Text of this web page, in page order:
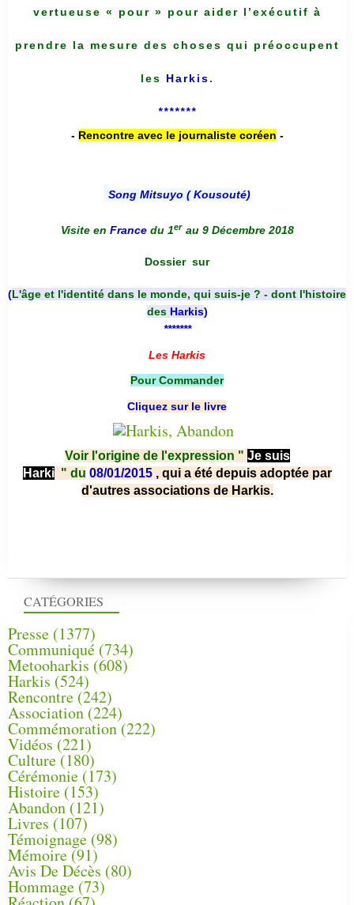
CATÉGORIES
Presse (1377)
Communiqué (734)
Metooharkis (608)
Harkis (524)
Rencontre (242)
Association (224)
Commémoration(222)
Vidéos (221)
Culture(180)
Cérémonie (173)
Histoire (153)
Abandon(121)
Livres (107)
Témoignage (98)
Mémoire (91)
Avis De Décès (80)
Hommage (73)
vertueuse « pour » pour aider l’exécutif à
prendre la mesure des choses qui préoccupent
les Harkis.
*******
- Rencontre avec le journaliste coréen -
Song Mitsuyo ( Kousouté)
Visite en France du 1er au 9 Décembre 2018
Dossier sur
(L'âge et l'identité dans le monde, qui suis-je ? - dont l'histoire
des Harkis)
*******
Les Harkis
Pour Commander
Cliquez sur le livre
Voir l'origine de l'expression " Je suis
Harki " du 08/01/2015 , qui a été depuis adoptée par
d'autres associations de Harkis.